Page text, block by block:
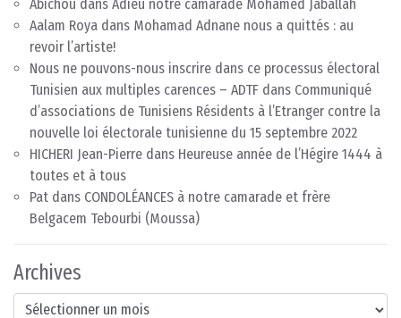
Abichou dans Adieu notre camarade Mohamed Jaballah
Aalam Roya dans Mohamad Adnane nous a quittés : au
revoir l’artiste!
Nous ne pouvons-nous inscrire dans ce processus électoral
Tunisien aux multiples carences – ADTF dans Communiqué
d’associations de Tunisiens Résidents à l’Etranger contre la
nouvelle loi électorale tunisienne du 15 septembre 2022
HICHERI Jean-Pierre dans Heureuse année de l’Hégire 1444 à
toutes et à tous
Pat dans CONDOLÉANCES à notre camarade et frère
Belgacem Tebourbi (Moussa)
Archives
Archives